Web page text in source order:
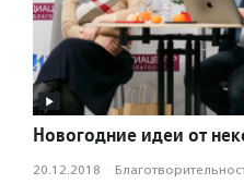
Новогодние идеи от
20.12.2018 ·